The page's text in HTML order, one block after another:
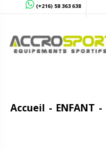
(+216) 58 363 638
Accueil ENFANT